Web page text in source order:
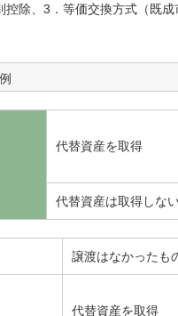
除、3．等価交換方式（既
代替資産を取得
代替資産は取得しな
譲渡はなかったも
代替資産を取得